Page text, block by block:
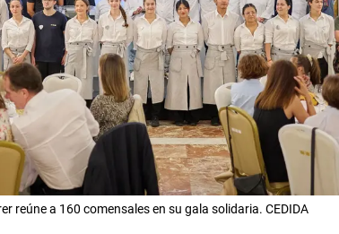
reúne a 160 comensales en su gala solidaria. CEDIDA